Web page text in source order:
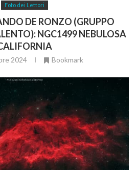
Foto dei Lettori
DE RONZO (GRUPPO
NGC1499 NEBULOSA
2024 Bookmark